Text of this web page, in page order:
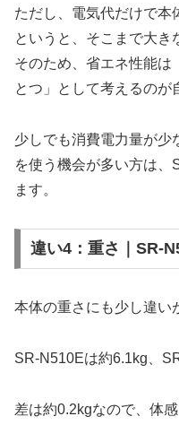
ただし、電気代だけで本
というと、そこまで大き
そのため、省エネ性能は
とつ」として考えるのが
少しでも消費電力量が少
を使う機会が多い方は、
ます。
違い4：重さ｜SR-
本体の重さにも少し違い
SR-N510Eは約6.1kg、
差は約0.2kgなので、体